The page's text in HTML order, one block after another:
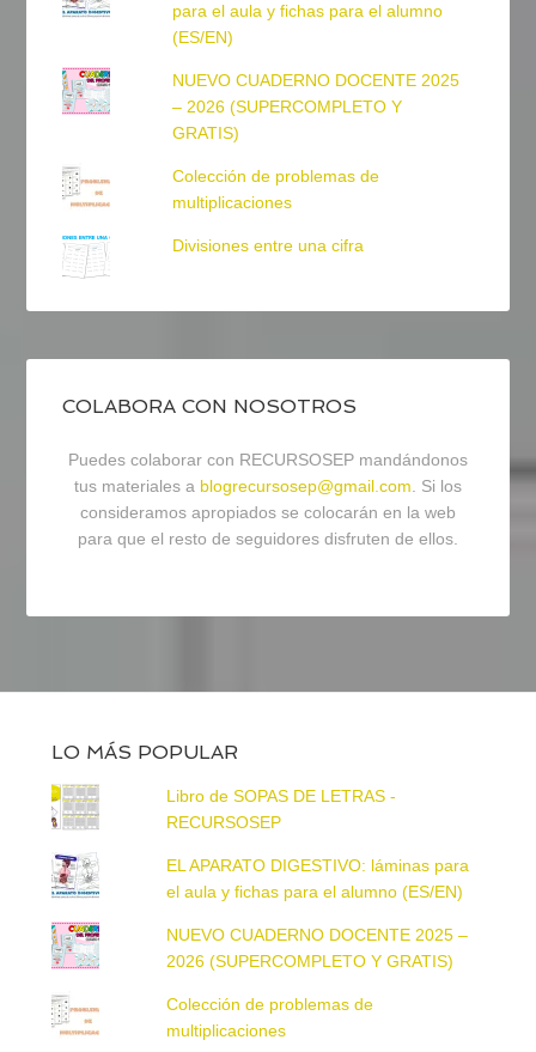
para el aula y fichas para el alumno
(ES/EN)
NUEVO CUADERNO DOCENTE 2025
– 2026 (SUPERCOMPLETO Y
GRATIS)
Colección de problemas de
multiplicaciones
Divisiones entre una cifra
COLABORA CON NOSOTROS
Puedes colaborar con RECURSOSEP mandándonos
tus materiales a blogrecursosep@gmail.com. Si los
consideramos apropiados se colocarán en la web
para que el resto de seguidores disfruten de ellos.
LO MÁS POPULAR
Libro de SOPAS DE LETRAS -
RECURSOSEP
EL APARATO DIGESTIVO: láminas para
el aula y fichas para el alumno (ES/EN)
NUEVO CUADERNO DOCENTE 2025 –
2026 (SUPERCOMPLETO Y GRATIS)
Colección de problemas de
multiplicaciones